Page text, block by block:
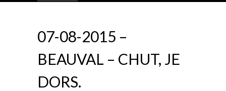
07-08-2015 –
BEAUVAL – CHUT, JE
DORS.